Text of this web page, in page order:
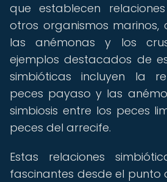
que establecen
otros organismos marinos,
las anémonas y los
ejemplos destacados de
simbióticas incluyen la
peces payaso y las
simbiosis entre los peces
peces del arrecife.
Estas relaciones
fascinantes desde el punto